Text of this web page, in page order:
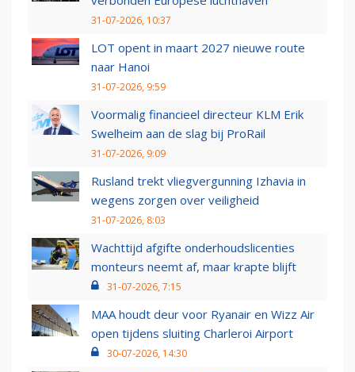
31-07-2026, 10:37
LOT opent in maart 2027 nieuwe route
naar Hanoi
31-07-2026, 9:59
Voormalig financieel directeur KLM Erik
Swelheim aan de slag bij ProRail
31-07-2026, 9:09
Rusland trekt vliegvergunning Izhavia in
wegens zorgen over veiligheid
31-07-2026, 8:03
Wachttijd afgifte onderhoudslicenties
monteurs neemt af, maar krapte blijft
31-07-2026, 7:15
MAA houdt deur voor Ryanair en Wizz Air
open tijdens sluiting Charleroi Airport
30-07-2026, 14:30